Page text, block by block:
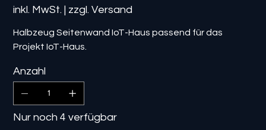
inkl. MwSt. | zzgl. Versand
Halbzeug Seitenwand IoT-Haus passend für das
Projekt IoT-Haus.
Anzahl
Nur noch 4 verfügbar